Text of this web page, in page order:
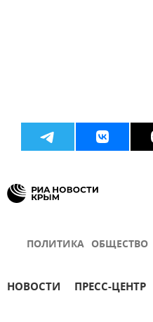
ПОЛИТИКА ОБЩЕСТВО
НОВОСТИ ПРЕСС-ЦЕНТР